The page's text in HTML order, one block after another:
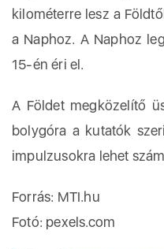
kilométerre lesz a
a Naphoz. A Naphoz
15-én éri el.
A Földet megközelítő
bolygóra a kutatók
impulzusokra lehet
Forrás: MTI.hu
Fotó: pexels.com